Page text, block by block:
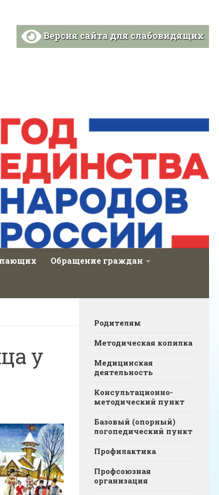
Версия сайта для слабовидящих
Обращение граждан
у
Родителям
Методическая копилка
Медицинская
деятельность
Консультационно-
методический пункт
Базовый (опорный)
логопедический пункт
Профилактика
Профсоюзная
организация